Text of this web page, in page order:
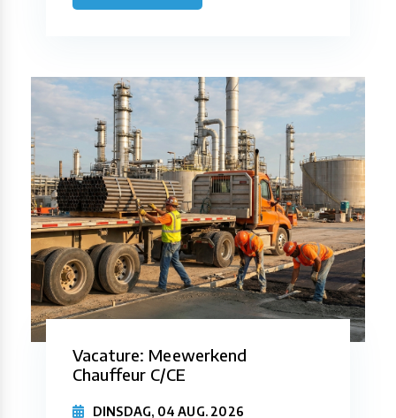
Vacature: Meewerkend
Chauffeur C/CE
DINSDAG, 04 AUG. 2026